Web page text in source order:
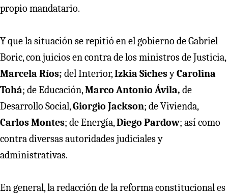
propio mandatario.
Y que la situación se repitió en el gobierno de Gabriel
Boric, con juicios en contra de los ministros de Justicia,
Marcela Ríos; del Interior,Izkia SichesyCarolina
Tohá; de Educación,Marco Antonio Ávila, de
Desarrollo Social,Giorgio Jackson; de Vivienda,
Carlos Montes; de Energía,Diego Pardow; así como
contra diversas autoridades judiciales y
administrativas.
En general, la redacción de la reforma constitucional es